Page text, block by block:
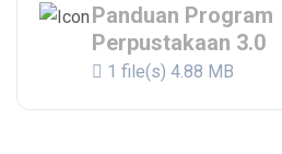
Panduan Program
Perpustakaan 3.0
1 file(s) 4.88 MB